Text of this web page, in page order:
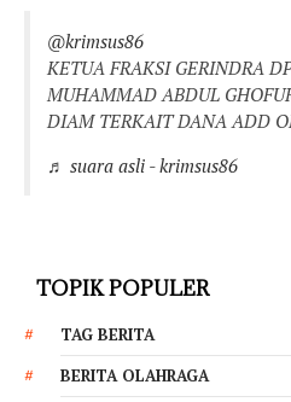
@krimsus86
KETUA FRAKSI GERINDRA
MUHAMMAD ABDUL
DIAM TERKAIT DANA ADD
♬ suara asli - krimsus86
TOPIK POPULER
TAG BERITA
BERITA OLAHRAGA